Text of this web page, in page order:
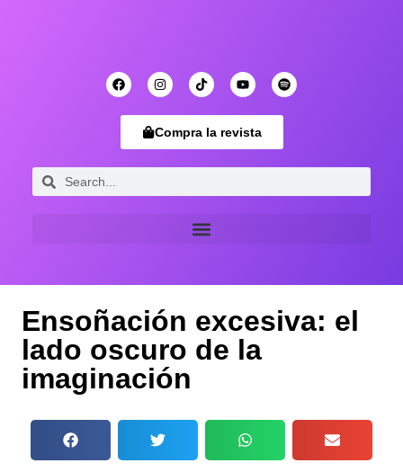
Compra la revista
Ensoñación excesiva: el
lado oscuro de la
imaginación